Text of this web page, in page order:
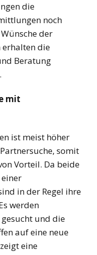
die
noch
der
erhalten die
Beratung
mit
ist meist höher
somit
Vorteil. Da beide
in der Regel ihre
werden
und die
auf eine neue
eine